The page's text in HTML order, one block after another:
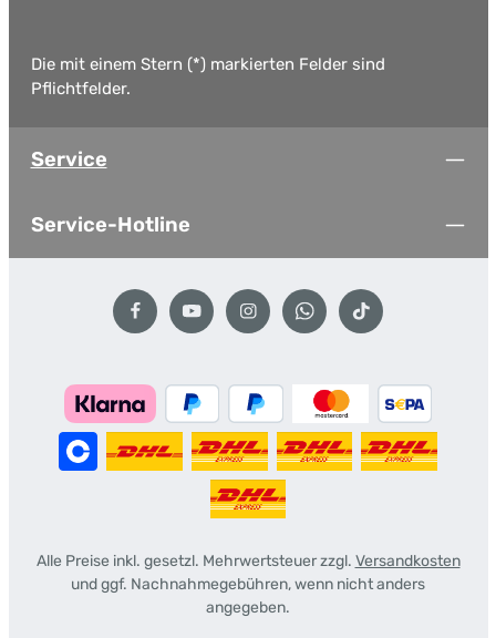
Die mit einem Stern (*) markierten Felder sind
Pflichtfelder.
Service
Service-Hotline
Alle Preise inkl. gesetzl. Mehrwertsteuer zzgl. Versandkosten
und ggf. Nachnahmegebühren, wenn nicht anders
angegeben.